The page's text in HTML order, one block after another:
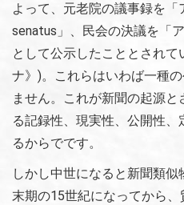
よって、元老院の議事録を
senatus」、民会の決議を「
として公示したこととされ
ナ》)。これらはいわば一種
ません。これが新聞の起源
る記録性、現実性、公開性
るからでです。
しかし中世になると新聞類
末期の15世紀になってから